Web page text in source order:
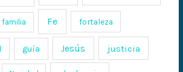
familia Fe fortaleza
guía Jesús justicia